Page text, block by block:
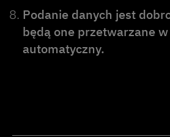
Podanie danych jest
będą one przetwarzane
automatyczny.